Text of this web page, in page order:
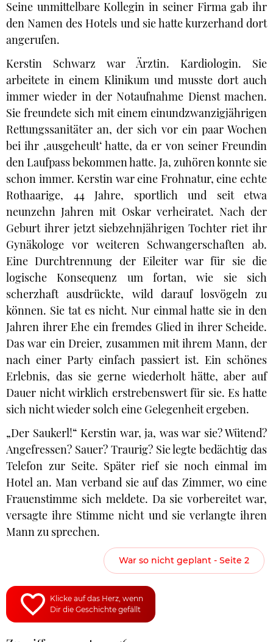
Seine unmittelbare Kollegin in seiner Firma gab ihr
den Namen des Hotels und sie hatte kurzerhand dort
angerufen.
Kerstin Schwarz war Ärztin. Kardiologin. Sie
arbeitete in einem Klinikum und musste dort auch
immer wieder in der Notaufnahme Dienst machen.
Sie freundete sich mit einem einundzwanzigjährigen
Rettungssanitäter an, der sich vor ein paar Wochen
bei ihr ‚ausgeheult‘ hatte, da er von seiner Freundin
den Laufpass bekommen hatte. Ja, zuhören konnte sie
schon immer. Kerstin war eine Frohnatur, eine echte
Rothaarige, 44 Jahre, sportlich und seit etwa
neunzehn Jahren mit Oskar verheiratet. Nach der
Geburt ihrer jetzt siebzehnjährigen Tochter riet ihr
Gynäkologe vor weiteren Schwangerschaften ab.
Eine Durchtrennung der Eileiter war für sie die
logische Konsequenz um fortan, wie sie sich
scherzhaft ausdrückte, wild darauf losvögeln zu
können. Sie tat es nicht. Nur einmal hatte sie in den
Jahren ihrer Ehe ein fremdes Glied in ihrer Scheide.
Das war ein Dreier, zusammen mit ihrem Mann, der
nach einer Party einfach passiert ist. Ein schönes
Erlebnis, das sie gerne wiederholt hätte, aber auf
Dauer nicht wirklich erstrebenswert für sie. Es hatte
sich nicht wieder solch eine Gelegenheit ergeben.
„Der Saukerl!“ Kerstin war, ja, was war sie? Wütend?
Angefressen? Sauer? Traurig? Sie legte bedächtig das
Telefon zur Seite. Später rief sie noch einmal im
Hotel an. Man verband sie auf das Zimmer, wo eine
Frauenstimme sich meldete. Da sie vorbereitet war,
versagte ihre Stimme nicht und sie verlangte ihren
Mann zu sprechen.
War so nicht geplant - Seite 2
Klicke auf das Herz, wenn
Dir die Geschichte gefällt